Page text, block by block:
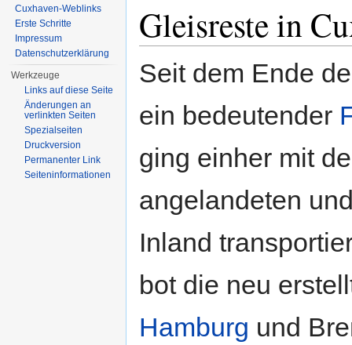
Gleisreste in
Seit dem Ende
ein bedeutender
ging einher mit
angelandeten
Inland
bot die neu
Hamburg und
Cuxhaven-Weblinks
Erste Schritte
Impressum
Datenschutzerklärung
Werkzeuge
Links auf diese Seite
Änderungen an
verlinkten Seiten
Spezialseiten
Druckversion
Permanenter Link
Seiten­informationen